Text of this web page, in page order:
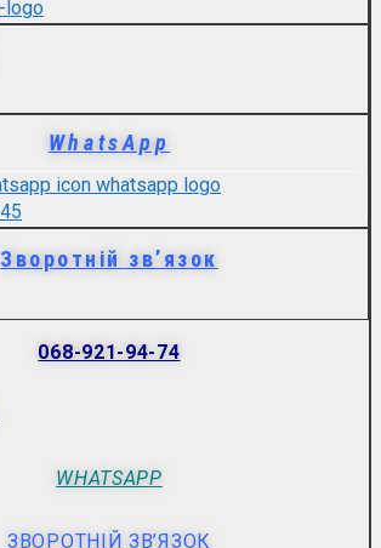
WhatsApp
Зворотній зв’язок
068-921-94-74
WHATSAPP
ЗВОРОТНІЙ ЗВ’ЯЗОК